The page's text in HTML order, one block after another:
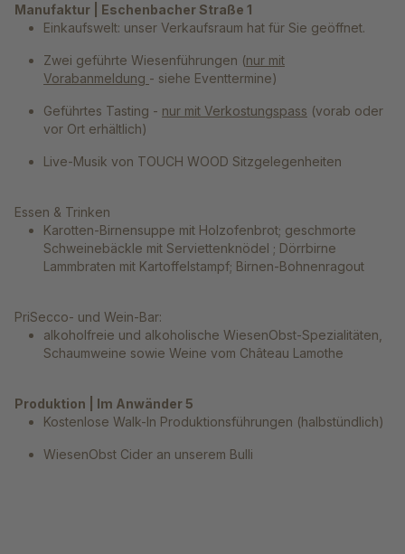
Manufaktur | Eschenbacher Straße 1
Einkaufswelt: unser Verkaufsraum hat für Sie geöffnet.
Zwei geführte Wiesenführungen (nur mit
Vorabanmeldung - siehe Eventtermine)
Geführtes Tasting - nur mit Verkostungspass (vorab oder
vor Ort erhältlich)
Live-Musik von TOUCH WOOD Sitzgelegenheiten
Essen & Trinken
Karotten-Birnensuppe mit Holzofenbrot; geschmorte
Schweinebäckle mit Serviettenknödel ; Dörrbirne
Lammbraten mit Kartoffelstampf; Birnen-Bohnenragout
PriSecco- und Wein-Bar:
alkoholfreie und alkoholische WiesenObst-Spezialitäten,
Schaumweine sowie Weine vom Château Lamothe
Produktion | Im Anwänder 5
Kostenlose Walk-In Produktionsführungen (halbstündlich)
WiesenObst Cider an unserem Bulli